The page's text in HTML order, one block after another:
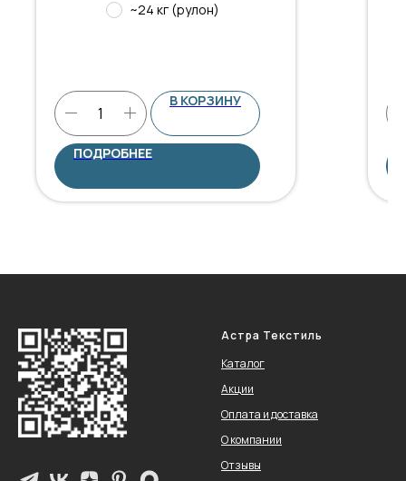
~24 кг (рулон)
В КОРЗИНУ
ПОДРОБНЕЕ
Астра Текстиль
Каталог
Акции
Оплата и доставка
О компании
Отзывы